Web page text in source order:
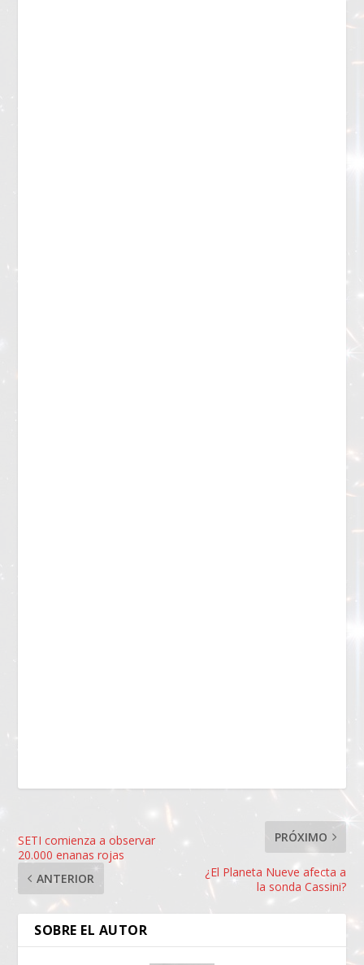
SETI comienza a observar
20.000 enanas rojas
ANTERIOR
PRÓXIMO
¿El Planeta Nueve afecta a
la sonda Cassini?
SOBRE EL AUTOR